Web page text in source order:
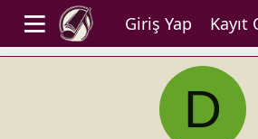
Giriş Yap Kayıt
D